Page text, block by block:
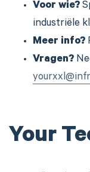
Voor wie?
industriële
Meer info?
Vragen?
Your